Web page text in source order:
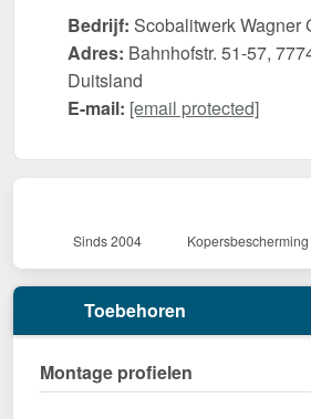
Bedrijf: Scobalitwerk Wagner
Adres: Bahnhofstr. 51-57,
Duitsland
E-mail: [email protected]
Sinds 2004 Kopersbescherming
Toebehoren
Montage profielen